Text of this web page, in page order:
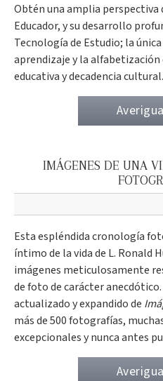
Obtén una amplia perspectiva
Educador, y su desarrollo
Tecnología de Estudio; la
aprendizaje y la alfabetización
educativa y decadencia cultural.
IMÁGENES DE UNA
Esta espléndida cronología
íntimo de la vida de L. Ronald
imágenes meticulosamente
de foto de carácter
actualizado y expandido de
más de 500 fotografías,
excepcionales y nunca antes